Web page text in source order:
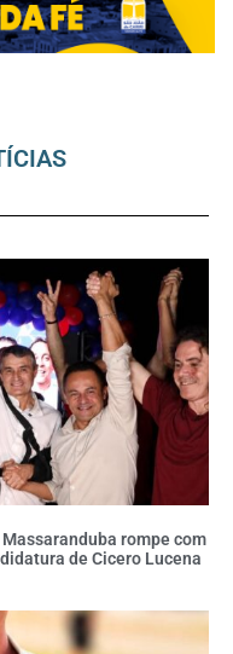
Massaranduba rompe com
de Cicero Lucena